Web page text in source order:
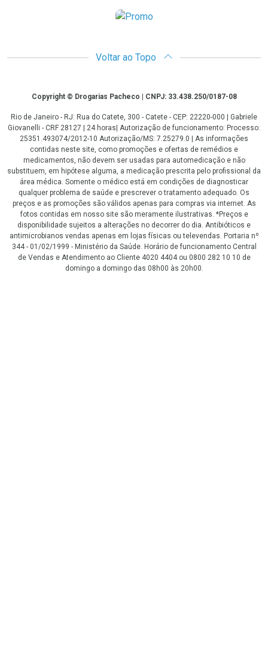
Promoção em Destaque
Voltar ao Topo
CopyrightCopyright © Drogarias Pacheco | CNPJ: 33.438.250/0187-08
Rio de Janeiro - RJ: Rua do Catete, 300 - Catete - CEP: 22220-000 | Gabriele
Giovanelli - CRF 28127 | 24 horas| Autorização de funcionamento: Processo:
25351.493074/2012-10 Autorização/MS: 7.25279.0 | As informações
contidas neste site, como promoções e ofertas de remédios e
medicamentos, não devem ser usadas para automedicação e não
substituem, em hipótese alguma, a medicação prescrita pelo profissional da
área médica. Somente o médico está em condições de diagnosticar
qualquer problema de saúde e prescrever o tratamento adequado. Os
preços e as promoções são válidos apenas para compras via internet. As
fotos contidas em nosso site são meramente ilustrativas. *Preços e
disponibilidade sujeitos a alterações no decorrer do dia. Antibióticos e
antimicrobianos vendas apenas em lojas físicas ou televendas. Portaria nº
344 - 01/02/1999 - Ministério da Saúde. Horário de funcionamento Central
de Vendas e Atendimento ao Cliente 4020 4404 ou 0800 282 10 10 de
domingo a domingo das 08h00 às 20h00.